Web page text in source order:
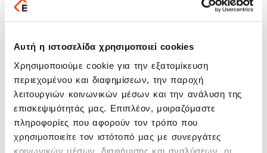
Αυτή η ιστοσελίδα χρησιμοποιεί cookies
Χρησιμοποιούμε cookie για την εξατομίκευση
περιεχομένου και διαφημίσεων, την παροχή
λειτουργιών κοινωνικών μέσων και την ανάλυση της
επισκεψιμότητάς μας. Επιπλέον, μοιραζόμαστε
πληροφορίες που αφορούν τον τρόπο που
χρησιμοποιείτε τον ιστότοπό μας με συνεργάτες
κοινωνικών μέσων, διαφήμισης και αναλύσεων, οι
Highlights
Απόκτησε ενιαία διαχείριση της
επιχειρηματικής σου λειτουργίας! Αξιοποίησε
τις διασυνδέσεις που σου εξασφαλίζουν
ενοποιημένη παρακολούθηση των εργασιών